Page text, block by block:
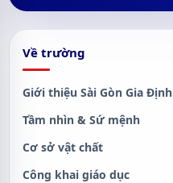
Về trường
Giới thiệu Sài Gòn Gia Định
Tầm nhìn & Sứ mệnh
Cơ sở vật chất
Công khai giáo dục